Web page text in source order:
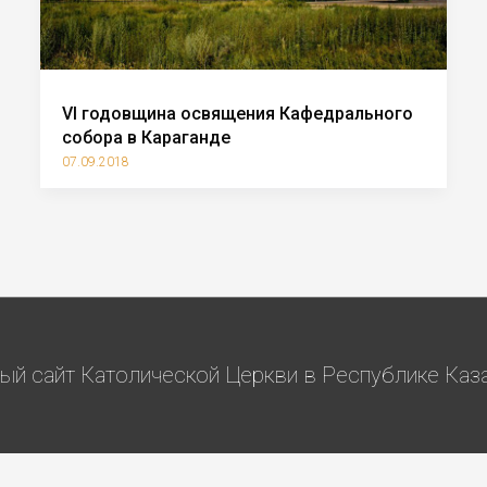
VI годовщина освящения Кафедрального
собора в Караганде
07.09.2018
сайт Католической Церкви в Республике